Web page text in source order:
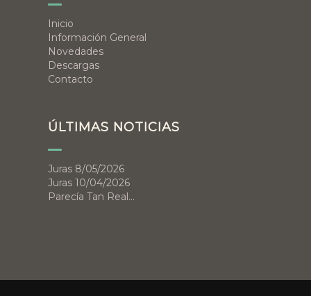
Inicio
Información General
Novedades
Descargas
Contacto
ÚLTIMAS NOTICIAS
Juras 8/05/2026
Juras 10/04/2026
Parecía Tan Real…